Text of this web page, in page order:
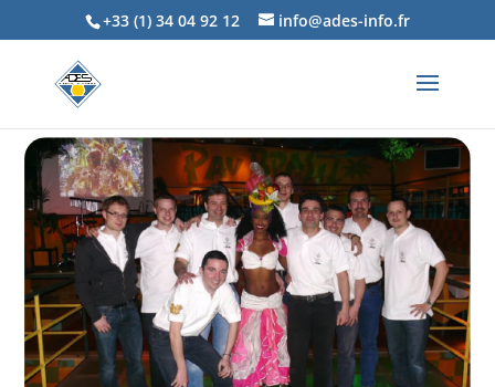
+33 (1) 34 04 92 12 info@ades-info.fr